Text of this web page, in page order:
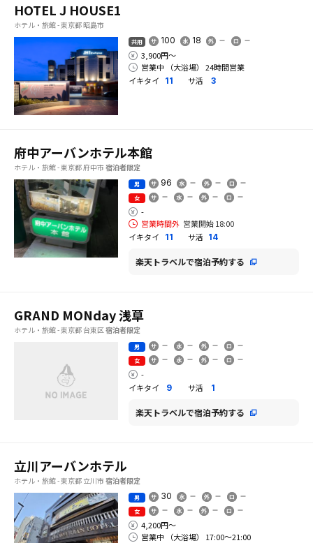
HOTEL J HOUSE1
ホテル・旅館 - 東京都 昭島市
共用 100 18
3,900円〜
営業中 （大浴場） 24時間営業
イキタイ
11 サ活 3
府中アーバンホテル本館
ホテル・旅館 - 東京都 府中市 宿泊者限定
男 96
女
-
営業時間外 営業開始 18:00
イキタイ
11 サ活 14
楽天トラベルで宿泊予約する
GRAND MONday 浅草
ホテル・旅館 - 東京都 台東区宿泊者限定
男
女
-
イキタイ
9 サ活 1
楽天トラベルで宿泊予約する
立川アーバンホテル
ホテル・旅館 - 東京都 立川市 宿泊者限定
男 30
女
4,200円〜
営業中 （大浴場） 17:00〜21:00